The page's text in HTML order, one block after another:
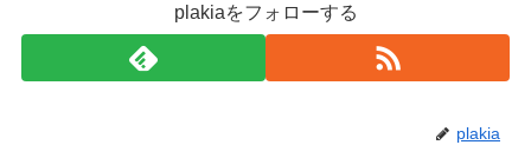
plakiaをフォローする
plakia